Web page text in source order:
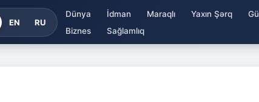
EN RU
Dünya İdman Maraqlı Yaxın Şərq
Biznes
Sağlamlıq